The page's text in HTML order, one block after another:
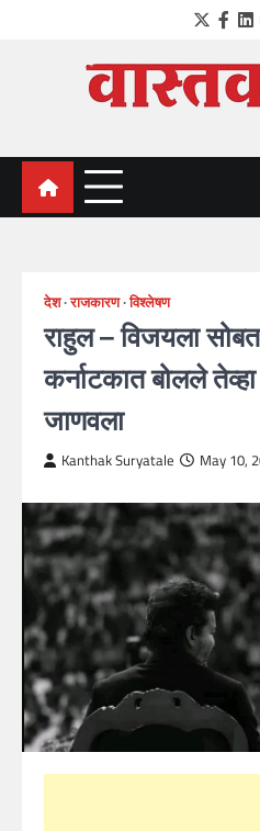
Twitter
a leading NEWS portal of
देश राजकारण विश्लेषण
राहुल – विजयला
कर्नाटकात बोलले
जाणवला
Kanthak Suryatale May 10,